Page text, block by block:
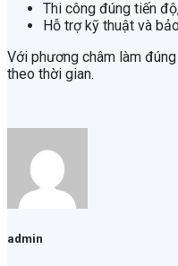
Thi công đúng tiến
Hỗ trợ kỹ thuật và
Với phương châm làm
theo thời gian.
admin